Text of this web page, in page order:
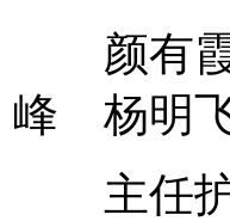
颜有
峰 杨明
主任护